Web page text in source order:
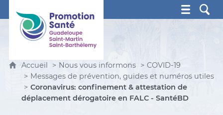
Promotion Santé Guadeloupe, Saint-Martin, Saint
Accueil Nous vous informons
COVID-19
Messages de prévention, guides et numéros utiles
Coronavirus: confinement & attestation de
déplacement dérogatoire en FALC - SantéBD